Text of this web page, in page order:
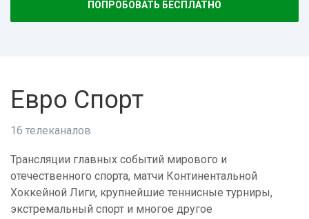
ПОПРОБОВАТЬ БЕСПЛАТНО
Евро Спорт
16 телеканалов
Трансляции главных событий мирового и
отечественного спорта, матчи Континентальной
Хоккейной Лиги, крупнейшие теннисные турниры,
экстремальный спорт и многое другое